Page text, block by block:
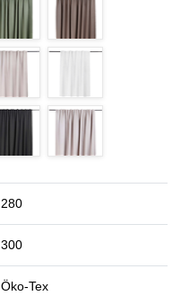
280
300
Öko-Tex